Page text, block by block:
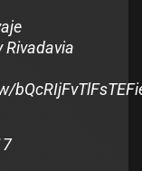
Rivadavia
bQcRIjFvTlFs